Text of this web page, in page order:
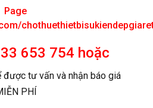
Page
653 754 hoặc
được tư vấn và nhận báo giá
PHÍ